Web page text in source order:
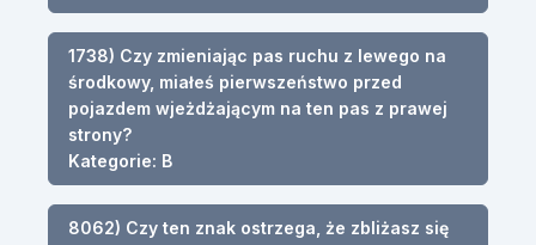
1738) Czy zmieniając pas ruchu z lewego na
środkowy, miałeś pierwszeństwo przed
pojazdem wjeżdżającym na ten pas z prawej
strony?
Kategorie: B
8062) Czy ten znak ostrzega, że zbliżasz się